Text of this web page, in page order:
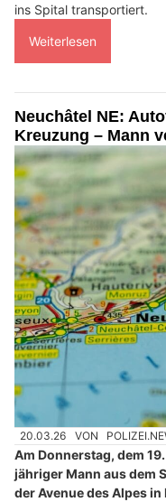
ins Spital transportiert.
Weiterlesen
Neuchâtel NE:
Kreuzung – Mann
20.03.26 VON
Am Donnerstag, dem
jähriger Mann aus dem
der Avenue des Alpes in